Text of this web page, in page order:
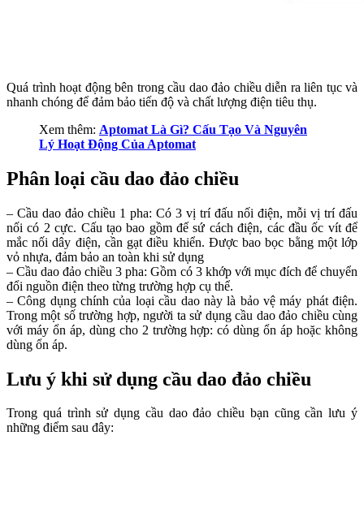
Quá trình hoạt động bên trong cầu dao đảo chiều diễn ra liên tục và
nhanh chóng để đảm bảo tiến độ và chất lượng điện tiêu thụ.
Xem thêm: Aptomat Là Gì? Cấu Tạo Và Nguyên
Lý Hoạt Động Của Aptomat
Phân loại cầu dao đảo chiều
– Cầu dao đảo chiều 1 pha: Có 3 vị trí đấu nối điện, mỗi vị trí đấu
nối có 2 cực. Cấu tạo bao gồm đế sứ cách điện, các đầu ốc vít để
mắc nối dây điện, cần gạt điều khiển. Được bao bọc bằng một lớp
vỏ nhựa, đảm bảo an toàn khi sử dụng
– Cầu dao đảo chiều 3 pha: Gồm có 3 khớp với mục đích để chuyển
đổi nguồn điện theo từng trường hợp cụ thể.
– Công dụng chính của loại cầu dao này là bảo vệ máy phát điện.
Trong một số trường hợp, người ta sử dụng cầu dao đảo chiều cùng
với máy ổn áp, dùng cho 2 trường hợp: có dùng ổn áp hoặc không
dùng ổn áp.
Lưu ý khi sử dụng cầu dao đảo chiều
Trong quá trình sử dụng cầu dao đảo chiều bạn cũng cần lưu ý
những điểm sau đây: